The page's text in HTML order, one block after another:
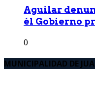
Aguilar
él Gobierno
0
MUNICIPALIDAD DE